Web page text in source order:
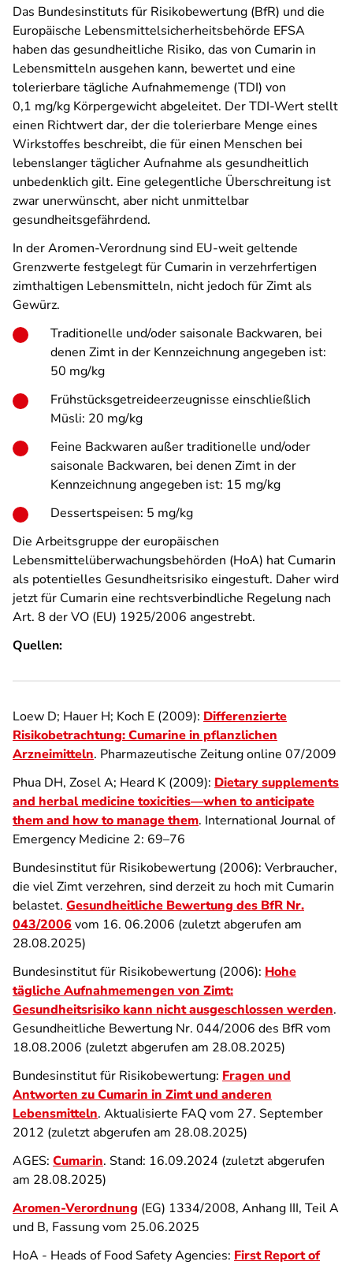
Das Bundesinstituts für Risikobewertung (BfR) und die
Europäische Lebensmittelsicherheitsbehörde EFSA
haben das gesundheitliche Risiko, das von Cumarin in
Lebensmitteln ausgehen kann, bewertet und eine
tolerierbare tägliche Aufnahmemenge (TDI) von
0,1 mg/kg Körpergewicht abgeleitet. Der TDI-Wert stellt
einen Richtwert dar, der die tolerierbare Menge eines
Wirkstoffes beschreibt, die für einen Menschen bei
lebenslanger täglicher Aufnahme als gesundheitlich
unbedenklich gilt. Eine gelegentliche Überschreitung ist
zwar unerwünscht, aber nicht unmittelbar
gesundheitsgefährdend.
In der Aromen-Verordnung sind EU-weit geltende
Grenzwerte festgelegt für Cumarin in verzehr­fertigen
zimthaltigen Lebensmitteln, nicht jedoch für Zimt als
Gewürz.
Traditionelle und/oder saisonale Backwaren, bei
denen Zimt in der Kennzeichnung angegeben ist:
50 mg/kg
Frühstücksgetreideerzeugnisse einschließlich
Müsli: 20 mg/kg
Feine Backwaren außer traditionelle und/oder
saisonale Backwaren, bei denen Zimt in der
Kennzeichnung angegeben ist: 15 mg/kg
Dessertspeisen: 5 mg/kg
Die Arbeitsgruppe der europäischen
Lebensmittelüberwachungsbehörden (HoA) hat Cumarin
als potentielles Gesundheitsrisiko eingestuft. Daher wird
jetzt für Cumarin eine rechtsverbindliche Regelung nach
Art. 8 der VO (EU) 1925/2006 angestrebt.
Quellen:
Loew D; Hauer H; Koch E (2009): Differenzierte
Risikobetrachtung: Cumarine in pflanzlichen
Arzneimitteln. Pharmazeutische Zeitung online 07/2009
Phua DH, Zosel A; Heard K (2009): Dietary supplements
and herbal medicine toxicities—when to anticipate
them and how to manage them. International Journal of
Emergency Medicine 2: 69–76
Bundesinstitut für Risikobewertung (2006): Verbraucher,
die viel Zimt verzehren, sind derzeit zu hoch mit Cumarin
belastet. Gesundheitliche Bewertung des BfR Nr.
043/2006 vom 16. 06.2006 (zuletzt abgerufen am
28.08.2025)
Bundesinstitut für Risikobewertung (2006): Hohe
tägliche Aufnahmemengen von Zimt:
Gesundheitsrisiko kann nicht ausgeschlossen werden.
Gesundheitliche Bewertung Nr. 044/2006 des BfR vom
18.08.2006 (zuletzt abgerufen am 28.08.2025)
Bundesinstitut für Risikobewertung: Fragen und
Antworten zu Cumarin in Zimt und anderen
Lebensmitteln. Aktualisierte FAQ vom 27. September
2012 (zuletzt abgerufen am 28.08.2025)
AGES: Cumarin. Stand: 16.09.2024 (zuletzt abgerufen
am 28.08.2025)
Aromen-Verordnung (EG) 1334/2008, Anhang III, Teil A
und B, Fassung vom 25.06.2025
HoA - Heads of Food Safety Agencies: First Report of